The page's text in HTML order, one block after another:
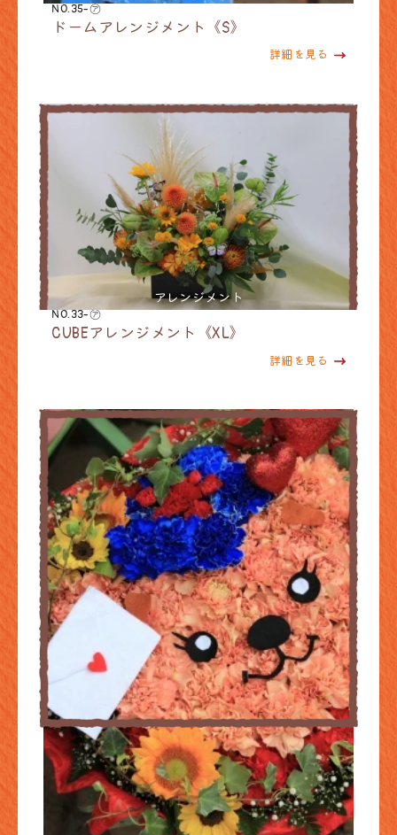
NO.35-㋐
ドームアレンジメント《S》
詳細を見る
アレンジメント
NO.33-㋐
CUBEアレンジメント《XL》
詳細を見る